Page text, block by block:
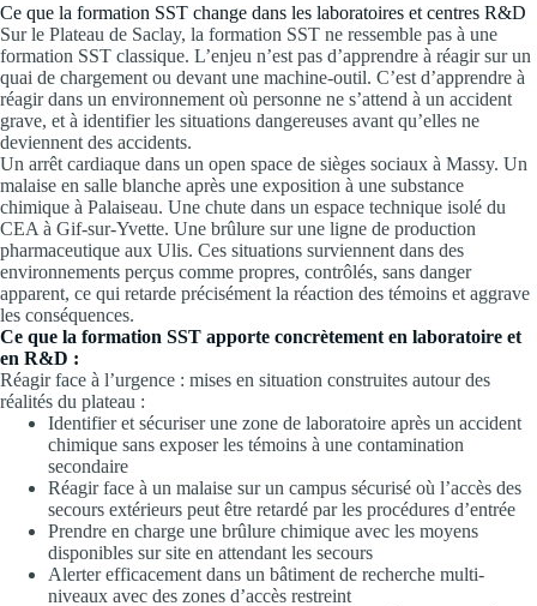
Ce que la formation SST change dans les laboratoires et centres R&D
Sur le Plateau de Saclay, la formation SST ne ressemble pas à une
formation SST classique. L’enjeu n’est pas d’apprendre à réagir sur un
quai de chargement ou devant une machine-outil. C’est d’apprendre à
réagir dans un environnement où personne ne s’attend à un accident
grave, et à identifier les situations dangereuses avant qu’elles ne
deviennent des accidents.
Un arrêt cardiaque dans un open space de sièges sociaux à Massy. Un
malaise en salle blanche après une exposition à une substance
chimique à Palaiseau. Une chute dans un espace technique isolé du
CEA à Gif-sur-Yvette. Une brûlure sur une ligne de production
pharmaceutique aux Ulis. Ces situations surviennent dans des
environnements perçus comme propres, contrôlés, sans danger
apparent, ce qui retarde précisément la réaction des témoins et aggrave
les conséquences.
Ce que la formation SST apporte concrètement en laboratoire et
en R&D :
Réagir face à l’urgence : mises en situation construites autour des
réalités du plateau :
Identifier et sécuriser une zone de laboratoire après un accident
chimique sans exposer les témoins à une contamination
secondaire
Réagir face à un malaise sur un campus sécurisé où l’accès des
secours extérieurs peut être retardé par les procédures d’entrée
Prendre en charge une brûlure chimique avec les moyens
disponibles sur site en attendant les secours
Alerter efficacement dans un bâtiment de recherche multi-
niveaux avec des zones d’accès restreint